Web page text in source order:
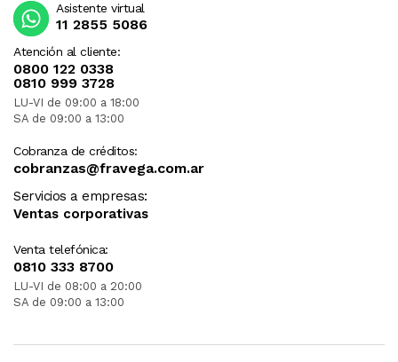
Atención al cliente:
0800 122 0338
0810 999 3728
LU-VI de 09:00 a 18:00
SA de 09:00 a 13:00
Cobranza de créditos:
cobranzas@fravega.com.ar
Servicios a empresas:
Ventas corporativas
Venta telefónica:
0810 333 8700
LU-VI de 08:00 a 20:00
SA de 09:00 a 13:00
Asistente virtual
11 2855 5086